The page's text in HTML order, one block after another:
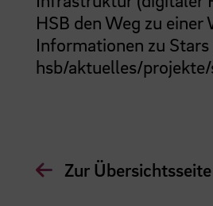
HSB den Weg zu
Informationen zu Stars
hsb/aktuelles/
Zur Übersichtsseite